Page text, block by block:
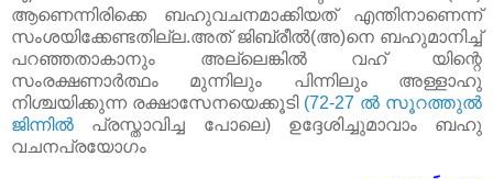
ആണെന്നിരിക്കെ ബഹുവചനമാക്കിയത് എന്തിനാണെന്ന്
സംശയിക്കേണ്ടതില്ല.അത് ജിബ്‌രീൽ(അ)നെ ബഹുമാനിച്ച്
പറഞ്ഞതാകാനും അല്ലെങ്കിൽ വഹ് യിന്റെ
സംരക്ഷണാർത്ഥം മുന്നിലും പിന്നിലും അള്ളാഹു
നിശ്ചയിക്കുന്ന രക്ഷാസേനയെക്കൂടി (72-27 ൽ സൂറത്തുൽ
ജിന്നിൽ പ്രസ്താവിച്ച പോലെ) ഉദ്ദേശിച്ചുമാവാം ബഹു
വചനപ്രയോഗം